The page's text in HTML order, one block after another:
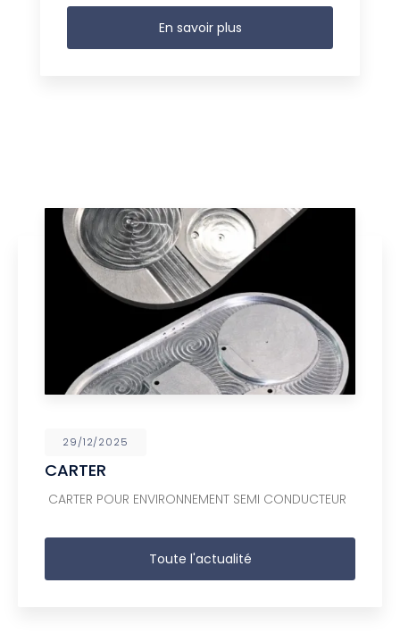
En savoir plus
29/12/2025
CARTER
CARTER POUR ENVIRONNEMENT SEMI CONDUCTEUR
Toute l'actualité